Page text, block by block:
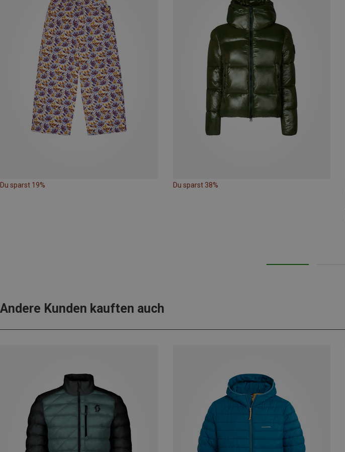
Du sparst 19% Du sparst 38%
Andere Kunden kauften auch